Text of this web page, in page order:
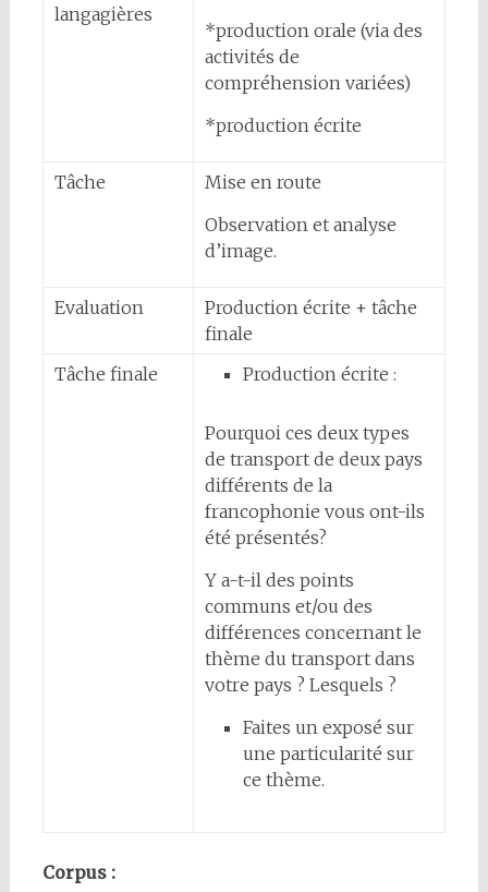
langagières
*production orale (via des
activités de
compréhension variées)
*production écrite
Tâche
Mise en route
Observation et analyse
d’image.
Evaluation
Production écrite + tâche
finale
Tâche finale
Production écrite :
Pourquoi ces deux types
de transport de deux pays
différents de la
francophonie vous ont-ils
été présentés?
Y a-t-il des points
communs et/ou des
différences concernant le
thème du transport dans
votre pays ? Lesquels ?
Faites un exposé sur
une particularité sur
ce thème.
Corpus :